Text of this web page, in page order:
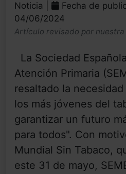
Noticia |
Fecha de
04/06/2024
Artículo revisado por
La Sociedad
Atención Primaria
resaltado la
los más jóvenes del
garantizar un futuro
para todos". Con
Mundial Sin Tabaco,
este 31 de mayo,